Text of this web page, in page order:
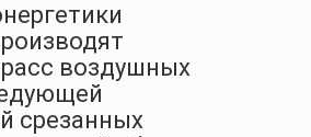
воздушных
срезанных